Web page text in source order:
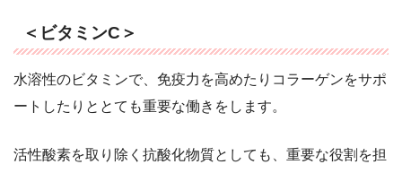
＜ビタミンC＞
水溶性のビタミンで、免疫力を高めたりコラーゲンをサポ
ートしたりととても重要な働きをします。
活性酸素を取り除く抗酸化物質としても、重要な役割を担